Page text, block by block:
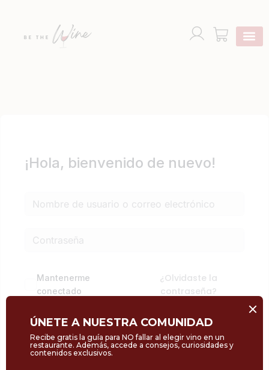
¡Hola, bienvenido de nuevo!
Mantenerme
conectado
¿Olvidaste la
contraseña?
Acceder